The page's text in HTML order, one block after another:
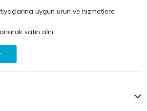
uygun ürün ve hizmetlere
satın alın.